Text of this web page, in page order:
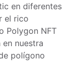
en diferentes
el rico
Polygon NFT
nuestra
polígono